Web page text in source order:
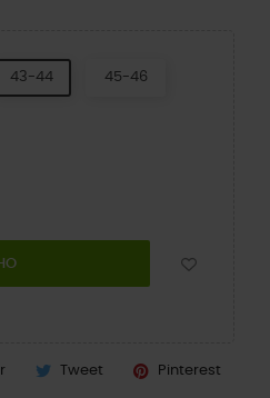
43-44 45-46
Tweet Pinterest